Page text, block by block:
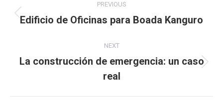
navigation
PREVIOUS
Previous
Edificio de Oficinas para Boada Kanguro
NEXT
Next
post:
La construcción de emergencia: un caso
real